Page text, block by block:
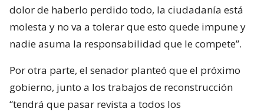
dolor de haberlo perdido todo, la ciudadanía está
molesta y no va a tolerar que esto quede impune y
nadie asuma la responsabilidad que le compete”.
Por otra parte, el senador planteó que el próximo
gobierno, junto a los trabajos de reconstrucción
“tendrá que pasar revista a todos los